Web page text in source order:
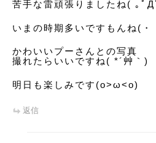
苦手な雷頑張りましたね( ｡ﾟД
いまの時期多いですもんね(・
かわいいプーさんとの写真
撮れたらいいですね( *´艸｀)
明日も楽しみです(o>ω<o)
返信